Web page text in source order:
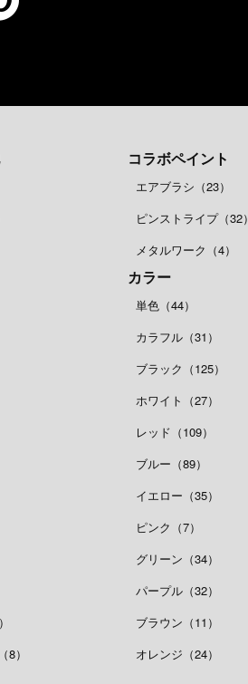
）
コラボペイント
エアブラシ（23）
ピンストライプ（32）
メタルワーク（4）
カラー
単色（44）
カラフル（31）
ブラック（125）
ホワイト（27）
レッド（109）
ブルー（89）
イエロー（35）
ピンク（7）
グリーン（34）
パープル（32）
ブラウン（11）
オレンジ（24）